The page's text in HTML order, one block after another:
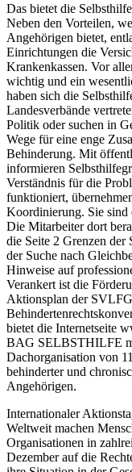
Das bietet die Selbsthilfe
Neben den Vorteilen,
Angehörigen bietet,
Einrichtungen die
Krankenkassen. Vor
wichtig und ein
haben sich die
Landesverbände
Politik oder suchen in
Wege für eine enge
Behinderung. Mit
informieren
Verständnis für die
funktioniert,
Koordinierung. Sie sind
Die Mitarbeiter dort
die Seite 2 Grenzen der
der Suche nach
Hinweise auf
Verankert ist die
Aktionsplan der
bietet die Internetseite
BAG SELBSTHILFE
Dachorganisation von
behinderter und
Angehörigen.
Internationaler
Weltweit machen
Organisationen in
Dezember auf die